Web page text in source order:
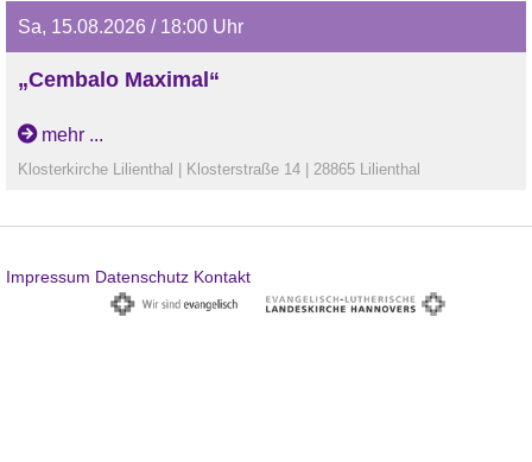
Sa, 15.08.2026 / 18:00 Uhr
„Cembalo Maximal“
„Cembalo Maximal“Konzerte für 1 bis 4 Cembali von
Johann Sebastian Bach
mehr ...
Klosterkirche Lilienthal | Klosterstraße 14 | 28865 Lilienthal
Impressum Datenschutz Kontakt